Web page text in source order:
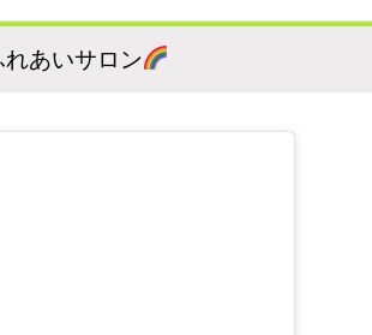
れあいサロン